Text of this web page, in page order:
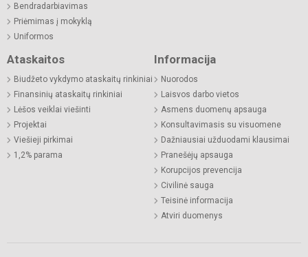
Bendradarbiavimas
Priėmimas į mokyklą
Uniformos
Ataskaitos
Biudžeto vykdymo ataskaitų rinkiniai
Finansinių ataskaitų rinkiniai
Lėšos veiklai viešinti
Projektai
Viešieji pirkimai
1,2% parama
Informacija
Nuorodos
Laisvos darbo vietos
Asmens duomenų apsauga
Konsultavimasis su visuomene
Dažniausiai užduodami klausimai
Pranešėjų apsauga
Korupcijos prevencija
Civilinė sauga
Teisinė informacija
Atviri duomenys